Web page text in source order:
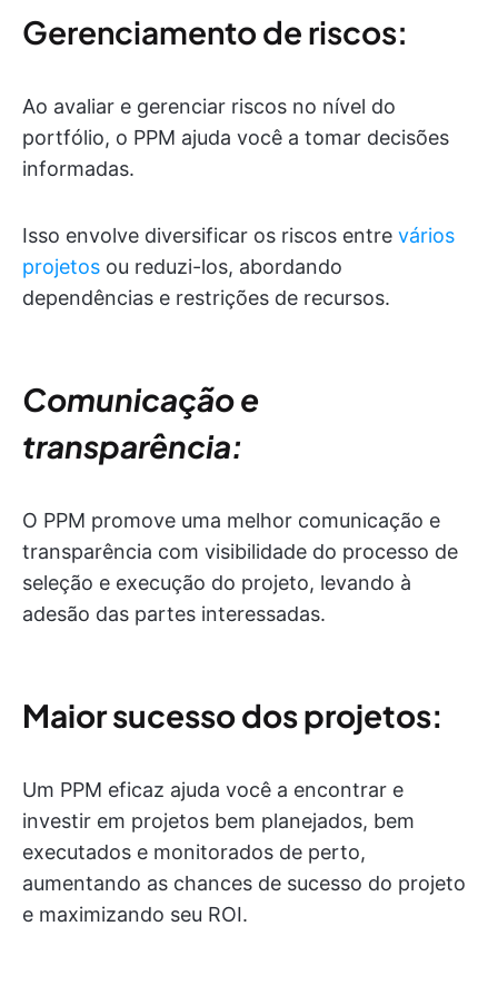
Gerenciamento de riscos:
Ao avaliar e gerenciar riscos no nível do
portfólio, o PPM ajuda você a tomar decisões
informadas.
Isso envolve diversificar os riscos entre vários
projetos ou reduzi-los, abordando
dependências e restrições de recursos.
Comunicação e
transparência:
O PPM promove uma melhor comunicação e
transparência com visibilidade do processo de
seleção e execução do projeto, levando à
adesão das partes interessadas.
Maior sucesso dos projetos:
Um PPM eficaz ajuda você a encontrar e
investir em projetos bem planejados, bem
executados e monitorados de perto,
aumentando as chances de sucesso do projeto
e maximizando seu ROI.